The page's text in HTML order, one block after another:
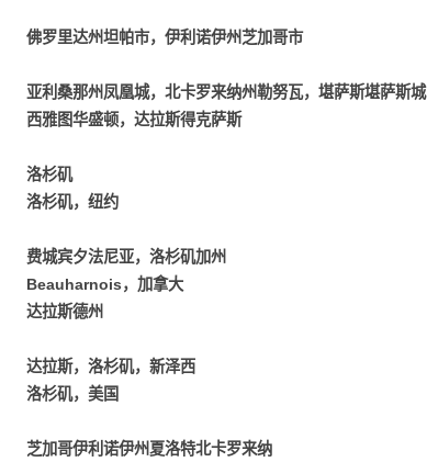
佛罗里达州坦帕市，伊利诺伊州芝加哥市
亚利桑那州凤凰城，北卡罗来纳州勒努瓦，堪萨斯堪萨斯城
西雅图华盛顿，达拉斯得克萨斯
洛杉矶
洛杉矶，纽约
费城宾夕法尼亚，洛杉矶加州
Beauharnois，加拿大
达拉斯德州
达拉斯，洛杉矶，新泽西
洛杉矶，美国
芝加哥伊利诺伊州夏洛特北卡罗来纳